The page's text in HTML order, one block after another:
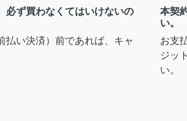
必ず買わなくてはいけないの
払い決済）前であれば、キャ
本契
い。
お支
ジッ
い。